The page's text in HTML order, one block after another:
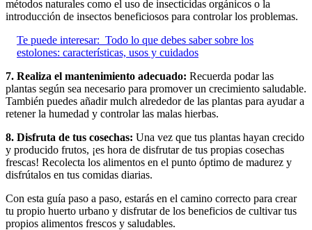
métodos naturales como el uso de insecticidas orgánicos o la
introducción de insectos beneficiosos para controlar los problemas.
Te puede interesar: Todo lo que debes saber sobre los
estolones: características, usos y cuidados
7. Realiza el mantenimiento adecuado: Recuerda podar las
plantas según sea necesario para promover un crecimiento saludable.
También puedes añadir mulch alrededor de las plantas para ayudar a
retener la humedad y controlar las malas hierbas.
8. Disfruta de tus cosechas: Una vez que tus plantas hayan crecido
y producido frutos, ¡es hora de disfrutar de tus propias cosechas
frescas! Recolecta los alimentos en el punto óptimo de madurez y
disfrútalos en tus comidas diarias.
Con esta guía paso a paso, estarás en el camino correcto para crear
tu propio huerto urbano y disfrutar de los beneficios de cultivar tus
propios alimentos frescos y saludables.